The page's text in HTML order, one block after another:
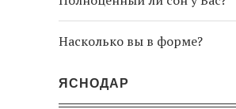
Насколько вы в форме?
ЯСНОДАР